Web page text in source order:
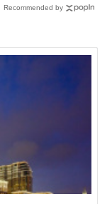
Recommended by